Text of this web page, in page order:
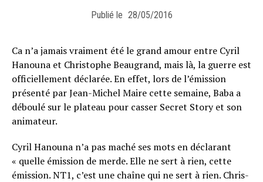
Publié le 28/05/2016
Ca n’a jamais vraiment été le grand amour entre Cyril
Hanouna et Christophe Beaugrand, mais là, la guerre est
officiellement déclarée. En effet, lors de l’émission
présenté par Jean-Michel Maire cette semaine, Baba a
déboulé sur le plateau pour casser Secret Story et son
animateur.
Cyril Hanouna n’a pas maché ses mots en déclarant
« quelle émis­sion de merde. Elle ne sert à rien, cette
émis­sion. NT1, c’est une chaîne qui ne sert à rien. Chris­